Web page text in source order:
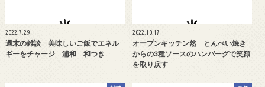
2022.7.29
週末の雑談 美味しいご飯でエネル
ギーをチャージ 浦和 和つき
2022.10.17
オープンキッチン然 とんぺい焼き
からの3種ソースのハンバーグで笑顔
を取り戻す